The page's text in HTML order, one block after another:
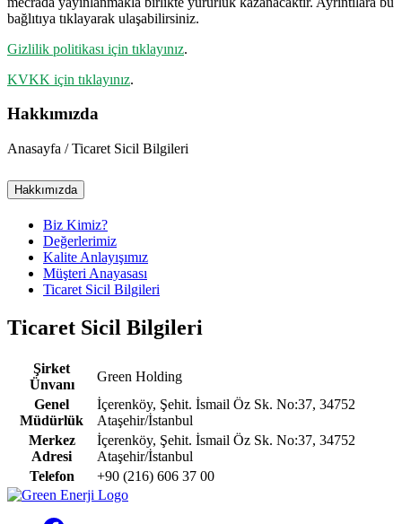
bağlıtıya tıklayarak ulaşabilirsiniz.
Gizlilik politikası için tıklayınız.
KVKK için tıklayınız.
Hakkımızda
Anasayfa / Ticaret Sicil Bilgileri
Hakkımızda
Biz Kimiz?
Değerlerimiz
Kalite Anlayışımız
Müşteri Anayasası
Ticaret Sicil Bilgileri
Ticaret Sicil Bilgileri
Şirket
Ünvanı
Green Holding
Genel
Müdürlük
İçerenköy, Şehit. İsmail Öz Sk. No:37, 34752
Ataşehir/İstanbul
Merkez
Adresi
İçerenköy, Şehit. İsmail Öz Sk. No:37, 34752
Ataşehir/İstanbul
Telefon
+90 (216) 606 37 00